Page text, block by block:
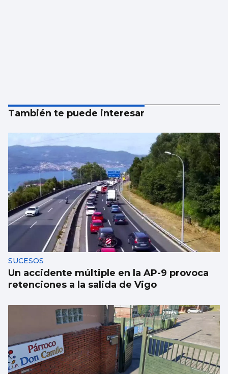
También te puede interesar
SUCESOS
Un accidente múltiple en la AP-9 provoca
retenciones a la salida de Vigo